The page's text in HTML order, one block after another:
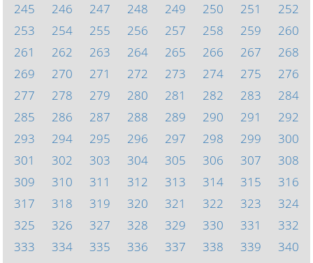
245
246 247 248 249 250 251
252
253
254 255 256 257 258 259
260
261
262 263 264 265 266 267
268
269
270 271 272 273 274 275
276
277
278 279 280 281 282 283
284
285
286 287 288 289 290 291
292
293
294 295 296 297 298 299
300
301
302 303 304 305 306 307
308
309
310 311 312 313 314 315
316
317
318 319 320 321 322 323
324
325
326 327 328 329 330 331
332
333
334 335 336 337 338 339
340